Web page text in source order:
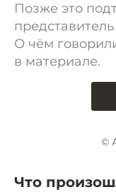
Позже это
О чём
в материале.
©
Что